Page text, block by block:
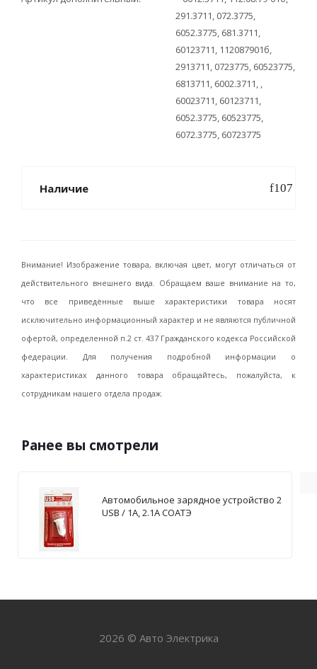
291.3711, 072.3775,
6052.3775, 681.3711,
60123711, 112087901б,
2913711, 0723775, 60523775,
6813711, 6002.3711, ,
60023711, 60123711,
6052.3775, 60523775,
6072.3775, 60723775
Наличие
Внимание! Изображение товара, включая цвет, могут отличаться от
действительного внешнего вида. Обращаем ваше внимание на то,
что все приведённые выше характеристики товара носят
исключительно информационный характер и не являются публичной
офертой, определенной п.2 ст. 437 Гражданского кодекса Российской
федерации. Для получения подробной информации о
характеристиках данного товара обращайтесь, пожалуйста, к
сотрудникам нашего отдела продаж.
Ранее вы смотрели
Автомобильное зарядное устройство 2
USB / 1А, 2.1А СОАТЭ
2026 © Авто Электрика